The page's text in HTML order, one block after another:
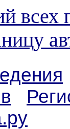
всех